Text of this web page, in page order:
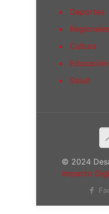
Deportes
Cultura
Educación
Salud
© 2024
Impacto